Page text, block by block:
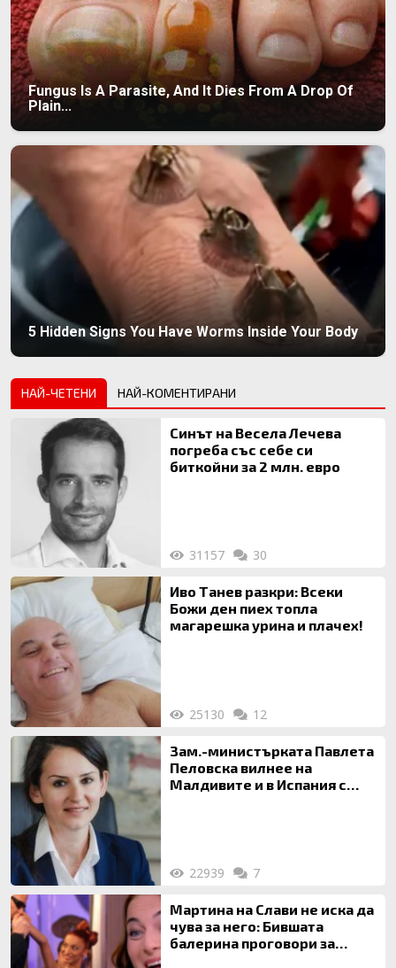
Fungus Is A Parasite, And It Dies From A Drop Of
Plain...
5 Hidden Signs You Have Worms Inside Your Body
НАЙ-ЧЕТЕНИ НАЙ-КОМЕНТИРАНИ
Синът на Весела Лечева
погреба със себе си
биткойни за 2 млн. евро
31157 30
Иво Танев разкри: Всеки
Божи ден пиех топла
магарешка урина и плачех!
25130 12
Зам.-министърката Павлета
Пеловска вилнее на
Малдивите и в Испания с
22939 7
Мартина на Слави не иска да
чува за него: Бившата
балерина проговори за